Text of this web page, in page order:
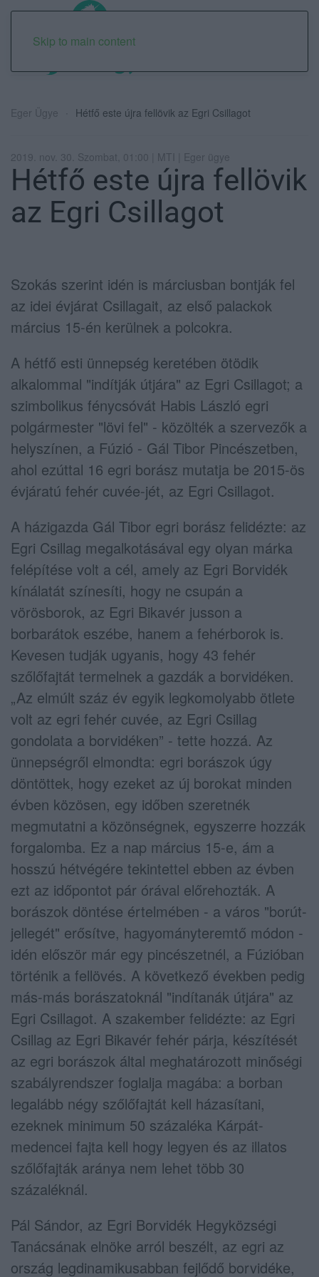
Skip to main content
Eger Ügye Hétfő este újra fellövik az Egri Csillagot
2019. nov. 30. Szombat, 01:00 | MTI | Eger ügye
Hétfő este újra fellövik
az Egri Csillagot
Szokás szerint idén is márciusban bontják fel
az idei évjárat Csillagait, az első palackok
március 15-én kerülnek a polcokra.
A hétfő esti ünnepség keretében ötödik
alkalommal "indítják útjára" az Egri Csillagot; a
szimbolikus fénycsóvát Habis László egri
polgármester "lövi fel" - közölték a szervezők a
helyszínen, a Fúzió - Gál Tibor Pincészetben,
ahol ezúttal 16 egri borász mutatja be 2015-ös
évjáratú fehér cuvée-jét, az Egri Csillagot.
A házigazda Gál Tibor egri borász felidézte: az
Egri Csillag megalkotásával egy olyan márka
felépítése volt a cél, amely az Egri Borvidék
kínálatát színesíti, hogy ne csupán a
vörösborok, az Egri Bikavér jusson a
borbarátok eszébe, hanem a fehérborok is.
Kevesen tudják ugyanis, hogy 43 fehér
szőlőfajtát termelnek a gazdák a borvidéken.
„Az elmúlt száz év egyik legkomolyabb ötlete
volt az egri fehér cuvée, az Egri Csillag
gondolata a borvidéken” - tette hozzá. Az
ünnepségről elmondta: egri borászok úgy
döntöttek, hogy ezeket az új borokat minden
évben közösen, egy időben szeretnék
megmutatni a közönségnek, egyszerre hozzák
forgalomba. Ez a nap március 15-e, ám a
hosszú hétvégére tekintettel ebben az évben
ezt az időpontot pár órával előrehozták. A
borászok döntése értelmében - a város "borút-
jellegét" erősítve, hagyományteremtő módon -
idén először már egy pincészetnél, a Fúzióban
történik a fellövés. A következő években pedig
más-más borászatoknál "indítanák útjára" az
Egri Csillagot. A szakember felidézte: az Egri
Csillag az Egri Bikavér fehér párja, készítését
az egri borászok által meghatározott minőségi
szabályrendszer foglalja magába: a borban
legalább négy szőlőfajtát kell házasítani,
ezeknek minimum 50 százaléka Kárpát-
medencei fajta kell hogy legyen és az illatos
szőlőfajták aránya nem lehet több 30
százaléknál.
Pál Sándor, az Egri Borvidék Hegyközségi
Tanácsának elnöke arról beszélt, az egri az
ország legdinamikusabban fejlődő borvidéke,